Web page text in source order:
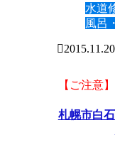
水道
風呂
2015.11.20
【ご注意
札幌市白